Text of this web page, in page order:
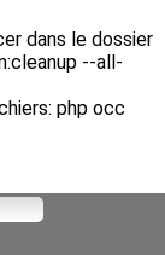
dans le dossier
--all-
php occ